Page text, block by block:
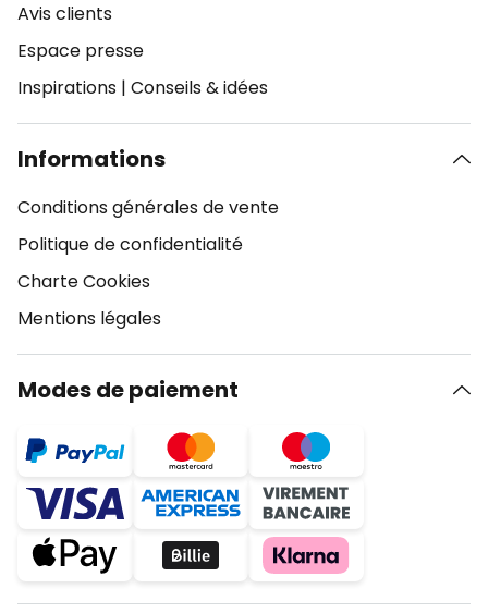
Avis clients
Espace presse
Inspirations | Conseils & idées
Informations
Conditions générales de vente
Politique de confidentialité
Charte Cookies
Mentions légales
Modes de paiement